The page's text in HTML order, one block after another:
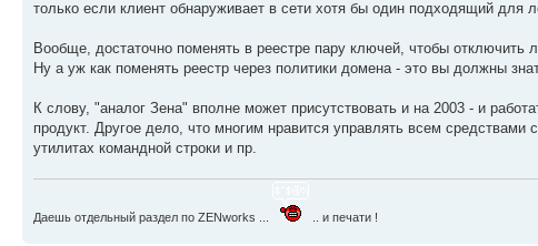
только если клиент обнаруживает в сети хотя бы один подходящий для
Вообще, достаточно поменять в реестре пару ключей, чтобы
Ну а уж как поменять реестр через политики домена - это вы должны
К слову, "аналог Зена" вполне может присутствовать и на 2003 - и
продукт. Другое дело, что многим нравится управлять всем средствами
утилитах командной строки и пр.
Даешь отдельный раздел по ZENworks ... .. и печати !